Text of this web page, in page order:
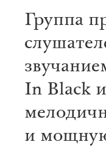
Группа
In Black
и